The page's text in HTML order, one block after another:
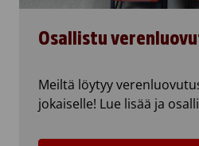
Osallistu
Meiltä löytyy
jokaiselle! Lue lisää ja